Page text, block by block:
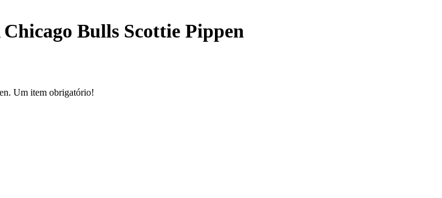
Bulls Scottie Pippen
Um item obrigatório!